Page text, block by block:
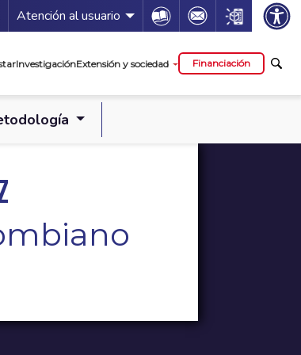
servicios
Atención al usuario Icon Icon Icon
InvestigaciónExtensión y sociedad Financiación